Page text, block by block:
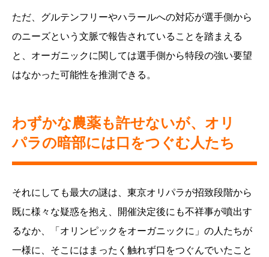
ただ、グルテンフリーやハラールへの対応が選手側から
のニーズという文脈で報告されていることを踏まえる
と、オーガニックに関しては選手側から特段の強い要望
はなかった可能性を推測できる。
わずかな農薬も許せないが、オリ
パラの暗部には口をつぐむ人たち
それにしても最大の謎は、東京オリパラが招致段階から
既に様々な疑惑を抱え、開催決定後にも不祥事が噴出す
るなか、「オリンピックをオーガニックに」の人たちが
一様に、そこにはまったく触れず口をつぐんでいたこと